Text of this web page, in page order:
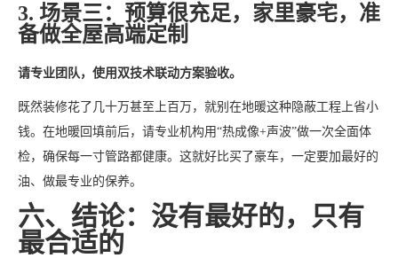
3. 场景三：预算很充足，家里豪宅，准
备做全屋高端定制
请专业团队，使用双技术联动方案验收。
既然装修花了几十万甚至上百万，就别在地暖这种隐蔽工程上省小
钱。在地暖回填前后，请专业机构用“热成像+声波”做一次全面体
检，确保每一寸管路都健康。这就好比买了豪车，一定要加最好的
油、做最专业的保养。
六、结论：没有最好的，只有
最合适的